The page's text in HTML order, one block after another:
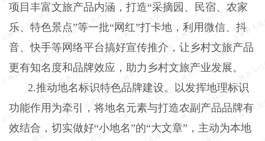
项目丰富文旅产品内涵，打造“采摘园、民宿、农家
乐、特色景点”等一批“网红”打卡地，利用微信、抖
音、快手等网络平台搞好宣传推介，让乡村文旅产品
更有知名度和品牌效应，助力乡村文旅产业发展。
2.推动地名标识特色品牌建设。以发挥地理标识
功能作用为牵引，将地名元素与打造农副产品品牌有
效结合，切实做好“小地名”的“大文章”，主动为本地